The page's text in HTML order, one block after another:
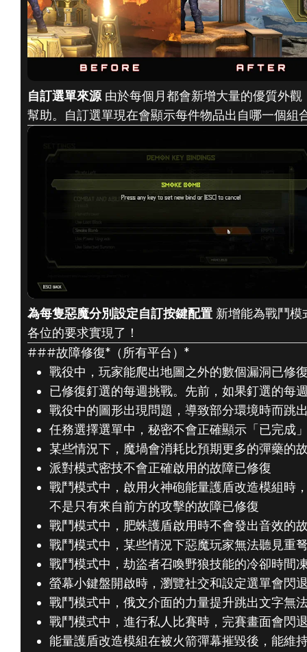
自訂選單來源由於每個月都會新增大量的優質外
幫助。自訂選單現在會顯示每件物品出自哪一個組
為每隻惡魔分別設定自訂按鍵配置新增能為戰鬥模
各位的要求實現了！
###故障修復*（所有平台）*
戰役中，玩家能爬出地圖之外的數個漏洞已修
已修復釘選的每週挑戰。先前，如果釘選的每
戰役中的圖形出現問題，導致部分環境時而跳
任務選擇選單中，秘密不會正確顯示「已完成
某些情況下，魔堝會消耗比預期更多的彈藥的
派對模式密技不會正確啟用的故障已修復
戰鬥模式中，啟用火神砲能量護盾改造模組時
不是只有來自前方的攻擊的故障已修復
戰鬥模式中，肥蛛護盾啟用時不會發出音效的
戰鬥模式中，某些情況下惡魔玩家無法聽見重
戰鬥模式中，劫盜者召喚野狼技能的冷卻時間
螢幕小鍵盤開啟時，瀏覽社交和設定選單會閃
戰鬥模式中，俄文介面的力量提升跳出文字無
戰鬥模式中，進行私人比賽時，完賽畫面會閃
能量護盾改造模組在被火箭彈幕摧毀後，能維